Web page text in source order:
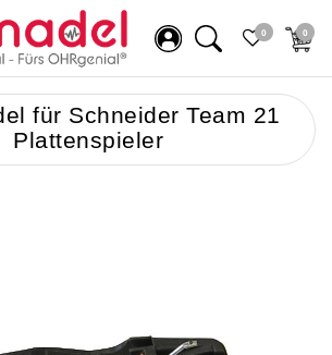
0 0
für Schneider Team 21
Plattenspieler